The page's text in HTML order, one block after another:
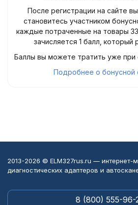
После регистрации на сайте
становитесь участником
каждые потраченные на товары
зачисляется 1 балл, который
Баллы вы можете тратить уже
Подробнее о бонусной
2013-2026 © ELM327rus.ru — интернет-
диагностических адаптеров и
8 (800) 555-96-